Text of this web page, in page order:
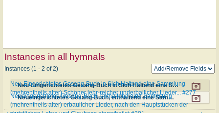
Instances in all hymnals
Instances (1 - 2 of 2)
Neu-Eingerichtetes Gesang-Buch in Sich Haltend eine Sammlung (mehrentheils alter) Schöner lehr-reicher underbailicher Lieder... #277
Neu-Eingerichtetes Gesang-Buch in Sich Haltend eine Sammlung
(mehrentheils alter) Schöner lehr-reicher underbailicher Lieder... #277
Neueingerichtetes Gesang-Buch, enthaltend eine Sammlung (mehrentheils alter) erbaulicher Lieder, nach den Hauptstücken der christlichen Lehre und Glaubens eingetheilet #201
Neueingerichtetes Gesang-Buch, enthaltend eine Sammlung
(mehrentheils alter) erbaulicher Lieder, nach den Hauptstücken der